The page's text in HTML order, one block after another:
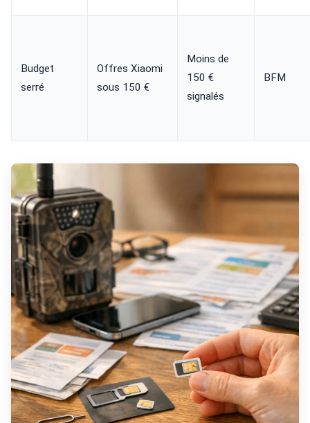
Budget
serré
Offres Xiaomi
sous 150 €
Moins de
150 €
signalés
BFM